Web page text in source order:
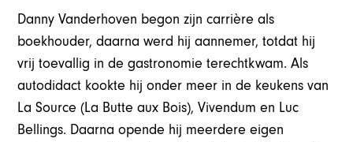
Danny Vanderhoven begon zijn carrière als
boekhouder, daarna werd hij aannemer, totdat hij
vrij toevallig in de gastronomie terechtkwam. Als
autodidact kookte hij onder meer in de keukens van
La Source (La Butte aux Bois), Vivendum en Luc
Bellings. Daarna opende hij meerdere eigen